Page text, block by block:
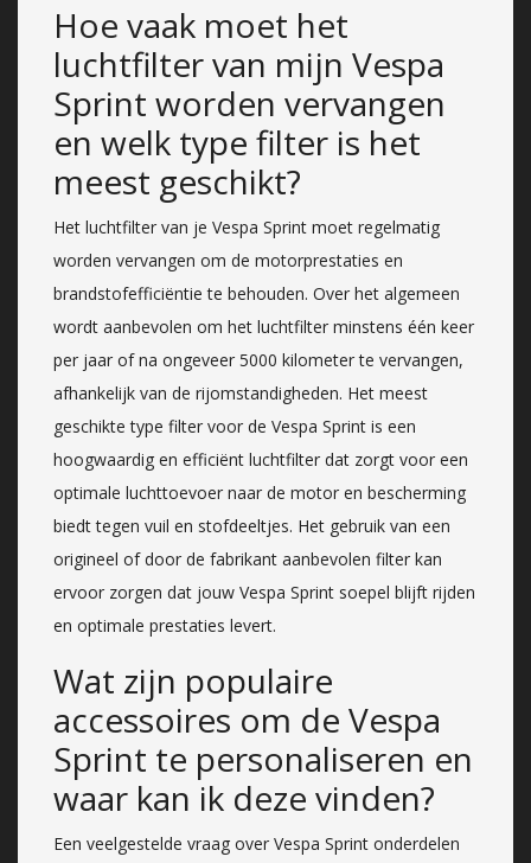
Hoe vaak moet het
luchtfilter van mijn Vespa
Sprint worden vervangen
en welk type filter is het
meest geschikt?
Het luchtfilter van je Vespa Sprint moet regelmatig
worden vervangen om de motorprestaties en
brandstofefficiëntie te behouden. Over het algemeen
wordt aanbevolen om het luchtfilter minstens één keer
per jaar of na ongeveer 5000 kilometer te vervangen,
afhankelijk van de rijomstandigheden. Het meest
geschikte type filter voor de Vespa Sprint is een
hoogwaardig en efficiënt luchtfilter dat zorgt voor een
optimale luchttoevoer naar de motor en bescherming
biedt tegen vuil en stofdeeltjes. Het gebruik van een
origineel of door de fabrikant aanbevolen filter kan
ervoor zorgen dat jouw Vespa Sprint soepel blijft rijden
en optimale prestaties levert.
Wat zijn populaire
accessoires om de Vespa
Sprint te personaliseren en
waar kan ik deze vinden?
Een veelgestelde vraag over Vespa Sprint onderdelen